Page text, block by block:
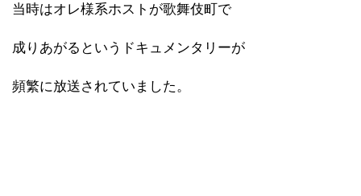
当時はオレ様系ホストが歌舞伎町で
成りあがるというドキュメンタリーが
頻繁に放送されていました。